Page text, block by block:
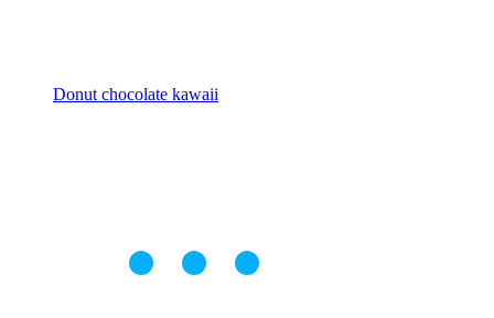
Donut chocolate kawaii